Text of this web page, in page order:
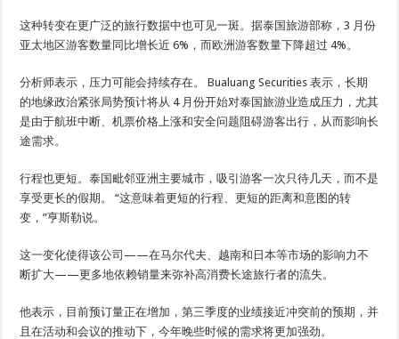
这种转变在更广泛的旅行数据中也可见一斑。据泰国旅游部称，3 月份
亚太地区游客数量同比增长近 6%，而欧洲游客数量下降超过 4%。
分析师表示，压力可能会持续存在。 Bualuang Securities 表示，长期
的地缘政治紧张局势预计将从 4 月份开始对泰国旅游业造成压力，尤其
是由于航班中断、机票价格上涨和安全问题阻碍游客出行，从而影响长
途需求。
行程也更短。泰国毗邻亚洲主要城市，吸引游客一次只待几天，而不是
享受更长的假期。 “这意味着更短的行程、更短的距离和意图的转
变，”亨斯勒说。
这一变化使得该公司——在马尔代夫、越南和日本等市场的影响力不
断扩大——更多地依赖销量来弥补高消费长途旅行者的流失。
他表示，目前预订量正在增加，第三季度的业绩接近冲突前的预期，并
且在活动和会议的推动下，今年晚些时候的需求将更加强劲。